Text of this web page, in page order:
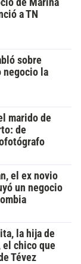
a TN
sobre
negocio la
marido de
de
el ex novio
un negocio
la hija de
el chico que
Tévez